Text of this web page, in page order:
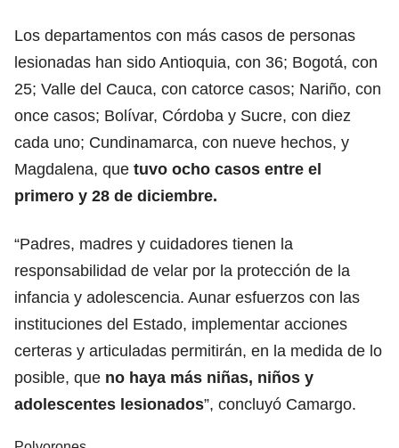
Los departamentos con más casos de personas
lesionadas han sido Antioquia, con 36; Bogotá, con
25; Valle del Cauca, con catorce casos; Nariño, con
once casos; Bolívar, Córdoba y Sucre, con diez
cada uno; Cundinamarca, con nueve hechos, y
Magdalena, que tuvo ocho casos entre el
primero y 28 de diciembre.
“Padres, madres y cuidadores tienen la
responsabilidad de velar por la protección de la
infancia y adolescencia. Aunar esfuerzos con las
instituciones del Estado, implementar acciones
certeras y articuladas permitirán, en la medida de lo
posible, que no haya más niñas, niños y
adolescentes lesionados”, concluyó Camargo.